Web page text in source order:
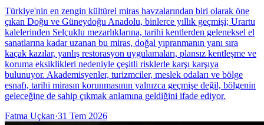
Türkiye'nin en zengin kültürel miras havzalarından biri olarak öne
çıkan Doğu ve Güneydoğu Anadolu, binlerce yıllık geçmişi; Urartu
kalelerinden Selçuklu mezarlıklarına, tarihi kentlerden geleneksel el
sanatlarına kadar uzanan bu miras, doğal yıpranmanın yanı sıra
kaçak kazılar, yanlış restorasyon uygulamaları, plansız kentleşme ve
koruma eksiklikleri nedeniyle çeşitli risklerle karşı karşıya
bulunuyor. Akademisyenler, turizmciler, meslek odaları ve bölge
esnafı, tarihi mirasın korunmasının yalnızca geçmişe değil, bölgenin
geleceğine de sahip çıkmak anlamına geldiğini ifade ediyor.
Fatma Uçkan·31 Tem 2026